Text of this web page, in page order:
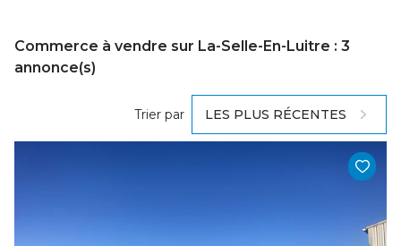
Commerce à vendre sur La-Selle-En-Luitre : 3
annonce(s)
Trier par LES PLUS RÉCENTES